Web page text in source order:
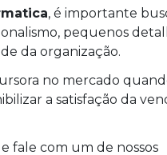
, é importante
pequenos
da organização.
no mercado
a satisfação da
fale com um de nossos